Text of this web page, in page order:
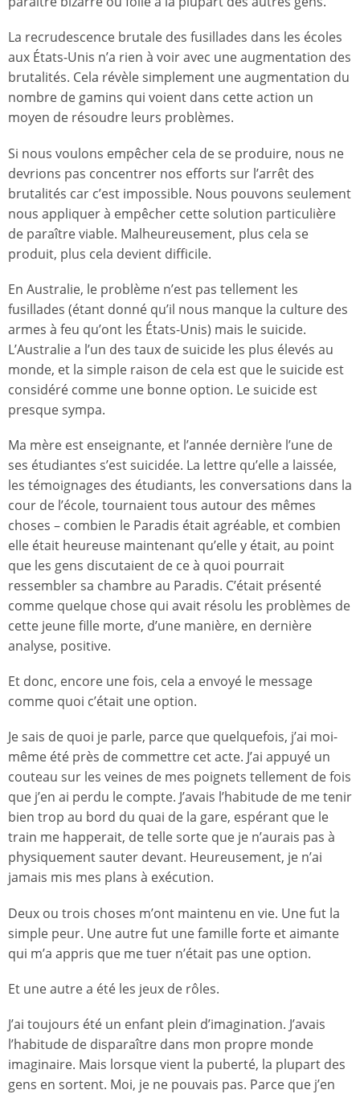
La recrudescence brutale des fusillades dans les écoles
aux États-Unis n’a rien à voir avec une augmentation des
brutalités. Cela révèle simplement une augmentation du
nombre de gamins qui voient dans cette action un
moyen de résoudre leurs problèmes.
Si nous voulons empêcher cela de se produire, nous ne
devrions pas concentrer nos efforts sur l’arrêt des
brutalités car c’est impossible. Nous pouvons seulement
nous appliquer à empêcher cette solution particulière
de paraître viable. Malheureusement, plus cela se
produit, plus cela devient difficile.
En Australie, le problème n’est pas tellement les
fusillades (étant donné qu’il nous manque la culture des
armes à feu qu’ont les États-Unis) mais le suicide.
L’Australie a l’un des taux de suicide les plus élevés au
monde, et la simple raison de cela est que le suicide est
considéré comme une bonne option. Le suicide est
presque sympa.
Ma mère est enseignante, et l’année dernière l’une de
ses étudiantes s’est suicidée. La lettre qu’elle a laissée,
les témoignages des étudiants, les conversations dans la
cour de l’école, tournaient tous autour des mêmes
choses – combien le Paradis était agréable, et combien
elle était heureuse maintenant qu’elle y était, au point
que les gens discutaient de ce à quoi pourrait
ressembler sa chambre au Paradis. C’était présenté
comme quelque chose qui avait résolu les problèmes de
cette jeune fille morte, d’une manière, en dernière
analyse, positive.
Et donc, encore une fois, cela a envoyé le message
comme quoi c’était une option.
Je sais de quoi je parle, parce que quelquefois, j’ai moi-
même été près de commettre cet acte. J’ai appuyé un
couteau sur les veines de mes poignets tellement de fois
que j’en ai perdu le compte. J’avais l’habitude de me tenir
bien trop au bord du quai de la gare, espérant que le
train me happerait, de telle sorte que je n’aurais pas à
physiquement sauter devant. Heureusement, je n’ai
jamais mis mes plans à exécution.
Deux ou trois choses m’ont maintenu en vie. Une fut la
simple peur. Une autre fut une famille forte et aimante
qui m’a appris que me tuer n’était pas une option.
Et une autre a été les jeux de rôles.
J’ai toujours été un enfant plein d’imagination. J’avais
l’habitude de disparaître dans mon propre monde
imaginaire. Mais lorsque vient la puberté, la plupart des
gens en sortent. Moi, je ne pouvais pas. Parce que j’en